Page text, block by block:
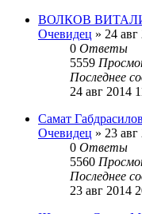
ВОЛКОВ
Очевидец » 24 авг
0 Ответы
5559
Последнее
24 авг 2014
Самат
Очевидец » 23
0 Ответы
5560
Последнее
23 авг 2014